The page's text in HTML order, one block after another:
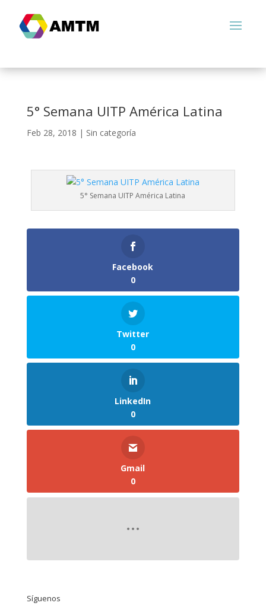
5° Semana UITP América Latina
Feb 28, 2018 | Sin categoría
5° Semana UITP América Latina
Facebook
0
Twitter
0
LinkedIn
0
Gmail
0
Síguenos